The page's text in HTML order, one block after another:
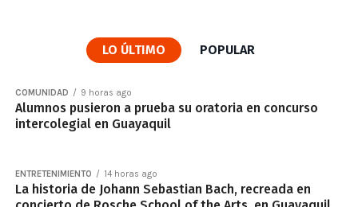
LO ÚLTIMO POPULAR
COMUNIDAD 9 horas ago
Alumnos pusieron a prueba su oratoria en concurso
intercolegial en Guayaquil
ENTRETENIMIENTO 14 horas ago
La historia de Johann Sebastian Bach, recreada en